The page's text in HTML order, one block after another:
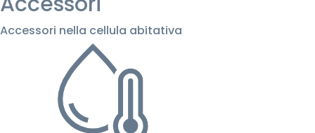
Accessori nella cellula abitativa